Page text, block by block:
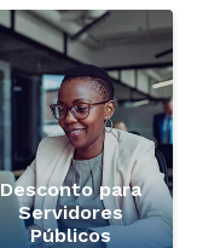
Desconto para
Servidores
Públicos